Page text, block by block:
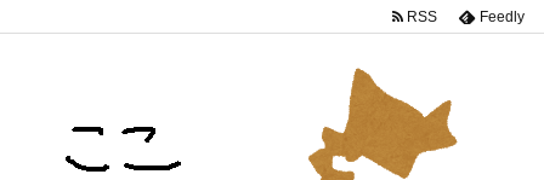
RSS Feedly